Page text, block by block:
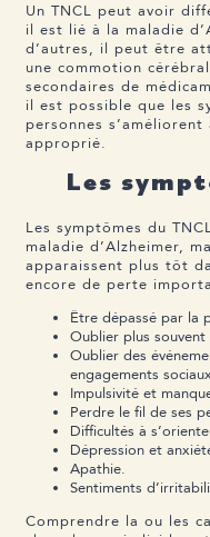
Un TNCL peut avoir
il est lié à la maladie
d’autres, il peut être
une commotion
secondaires de
il est possible que les
personnes
approprié.
Les
Les symptômes du
maladie d’Alzheimer,
apparaissent plus tôt
encore de perte
Être dépassé par la
Oublier plus souvent
Oublier des
engagements
Impulsivité et
Perdre le fil de ses
Difficultés à
Dépression et
Apathie.
Sentiments
Comprendre la ou les